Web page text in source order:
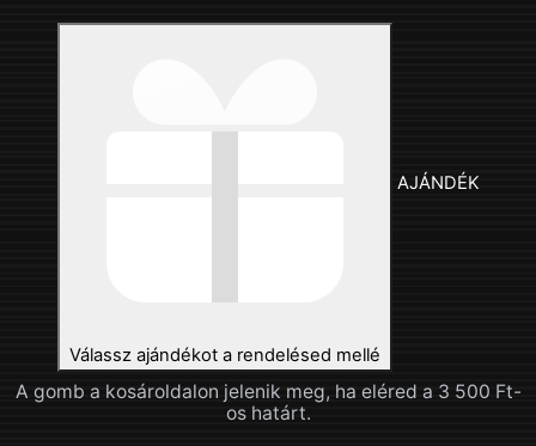
Válassz ajándékot a rendelésed mellé
AJÁNDÉK
A gomb a kosároldalon jelenik meg, ha eléred a 3 500 Ft-
os határt.